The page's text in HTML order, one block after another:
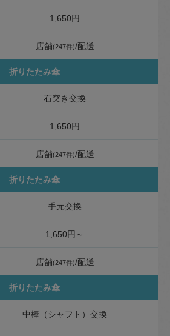
1,650円
店舗(247件) 配送
折りたたみ傘
石突き交換
1,650円
店舗(247件) 配送
折りたたみ傘
手元交換
1,650円～
店舗(247件) 配送
折りたたみ傘
中棒（シャフト）交換